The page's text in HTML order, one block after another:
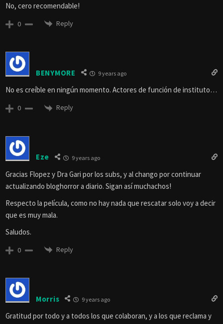
No, cero recomendable!
0 Reply
BENYMORE 9 years ago
No es creíble en ningún momento. Actores de función de instituto…
0 Reply
Eze 9 years ago
Gracias Flopez y Dra Gari por los subs, y al chango por continuar
actualizando bloghorror a diario. Sigan así muchachos!
Respecto la película, como no hay nada que rescatar solo voy a decir
que es muy mala.
Saludos.
0 Reply
Morris 9 years ago
Gratitud por todo y a todos los que colaboran, y a los que reclama y